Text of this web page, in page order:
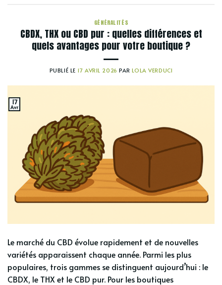
GÉNÉRALITÉS
CBDX, THX ou CBD pur : quelles différences et
quels avantages pour votre boutique ?
PUBLIÉ LE 17 AVRIL 2026 PARLOLA VERDUCI
17
Avr
Le marché du CBD évolue rapidement et de nouvelles
variétés apparaissent chaque année. Parmi les plus
populaires, trois gammes se distinguent aujourd’hui : le
CBDX, le THX et le CBD pur. Pour les boutiques